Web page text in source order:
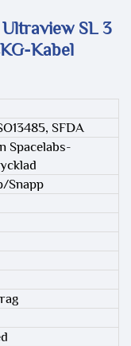
SL 3
Kabel
SFDA
Spacelabs-
Snapp